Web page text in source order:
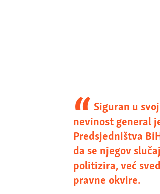
Siguran u
nevinost general
Predsjedništva
da se njegov
politizira, već
pravne okvire.